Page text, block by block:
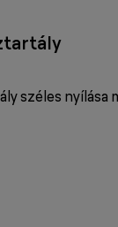
széles nyílása